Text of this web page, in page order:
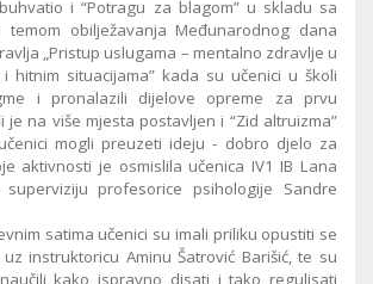
i “Potragu za blagom” u skladu sa
temom obilježavanja Međunarodnog dana
„Pristup uslugama – mentalno zdravlje u
hitnim situacijama” kada su učenici u školi
i pronalazili dijelove opreme za prvu
je na više mjesta postavljen i “Zid altruizma”
mogli preuzeti ideju - dobro djelo za
aktivnosti je osmislila učenica IV1 IB Lana
superviziju profesorice psihologije Sandre
satima učenici su imali priliku opustiti se
instruktoricu Aminu Šatrović Barišić, te su
kako ispravno disati i tako regulisati